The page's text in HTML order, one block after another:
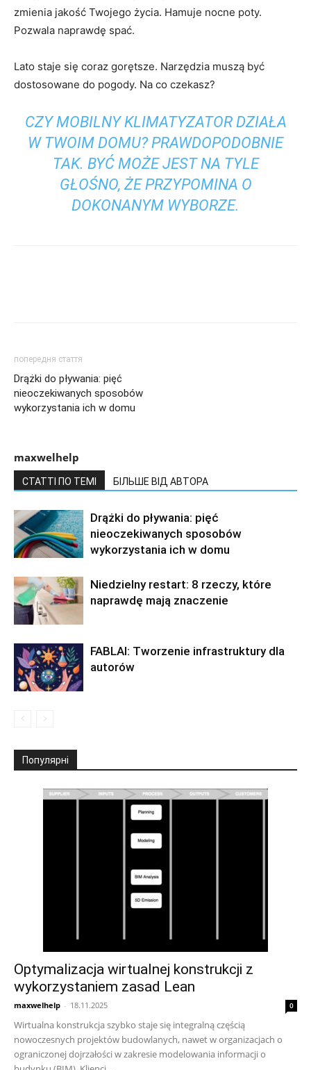
zmienia jakość Twojego życia. Hamuje nocne poty.
Pozwala naprawdę spać.
Lato staje się coraz gorętsze. Narzędzia muszą być
dostosowane do pogody. Na co czekasz?
CZY MOBILNY KLIMATYZATOR DZIAŁA
W TWOIM DOMU? PRAWDOPODOBNIE
TAK. BYĆ MOŻE JEST NA TYLE
GŁOŚNO, ŻE PRZYPOMINA O
DOKONANYM WYBORZE.
попередня стаття
Drążki do pływania: pięć
nieoczekiwanych sposobów
wykorzystania ich w domu
maxwelhelp
СТАТТІ ПО ТЕМІ БІЛЬШЕ ВІД АВТОРА
Drążki do pływania: pięć
nieoczekiwanych sposobów
wykorzystania ich w domu
Niedzielny restart: 8 rzeczy, które
naprawdę mają znaczenie
FABLAI: Tworzenie infrastruktury dla
autorów
Популярні
Optymalizacja wirtualnej konstrukcji z
wykorzystaniem zasad Lean
maxwelhelp - 18.11.2025 0
Wirtualna konstrukcja szybko staje się integralną częścią
nowoczesnych projektów budowlanych, nawet w organizacjach o
ograniczonej dojrzałości w zakresie modelowania informacji o